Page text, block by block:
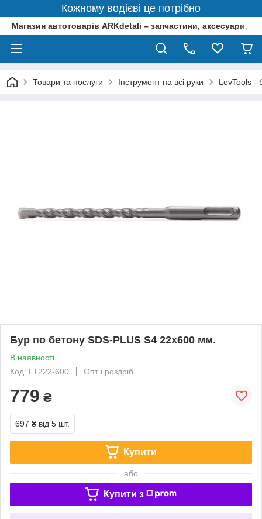
Кожному водієві це потрібно
Магазин автотоварів ARKdetali – запчастини, аксесуари,
Товари та послуги Інструмент на всі руки LevTools -
Бур по бетону SDS-PLUS S4 22x600 мм.
В наявності
Код: LT222-600
Опт і роздріб
779 ₴
697 ₴ від 5 шт.
Купити
або
Купити з